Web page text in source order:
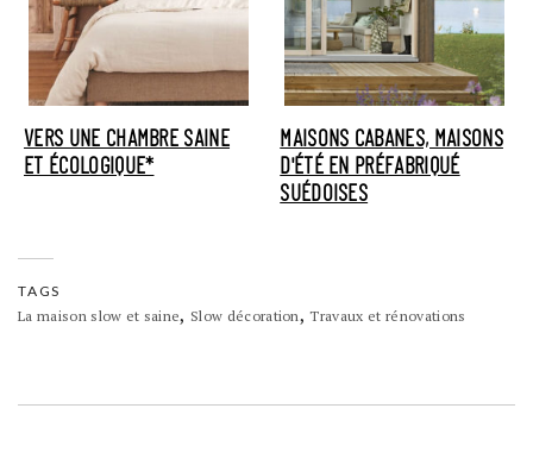
VERS UNE CHAMBRE SAINE
ET ÉCOLOGIQUE*
MAISONS CABANES, MAISONS
D'ÉTÉ EN PRÉFABRIQUÉ
SUÉDOISES
TAGS
La maison slow et saine, Slow décoration,Travaux et rénovations